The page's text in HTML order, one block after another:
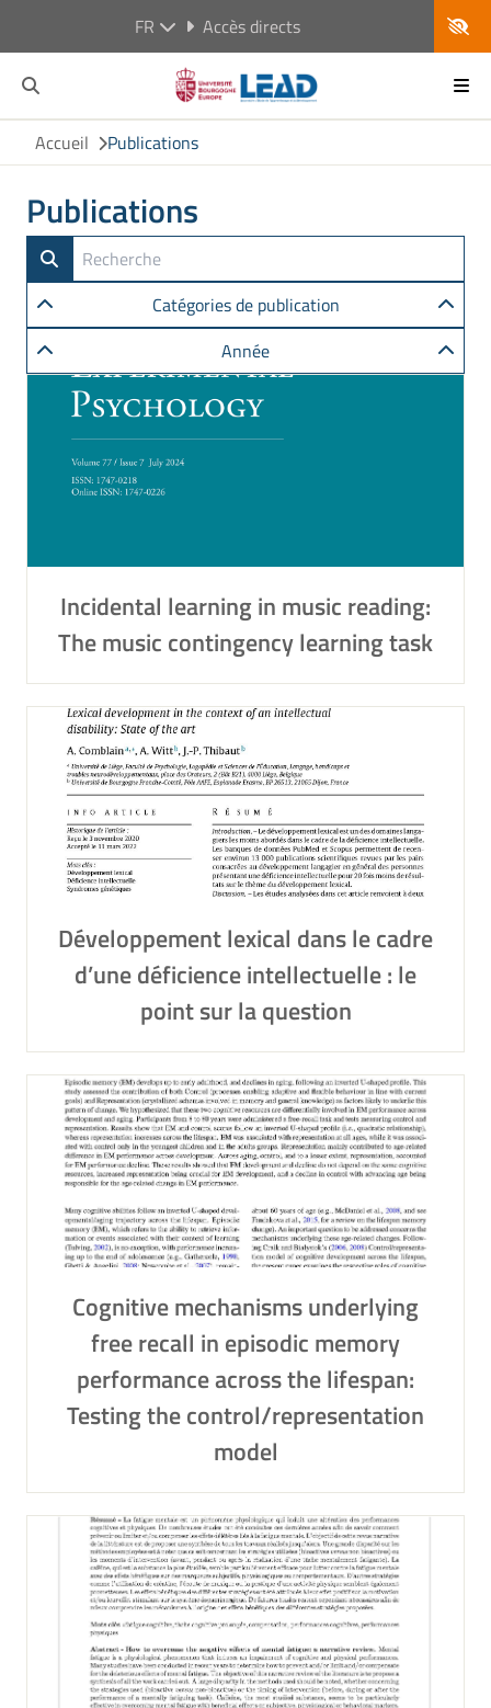
FR Accès directs
Accueil Publications
Publications
Catégories de publication
Année
Incidental learning in music reading:
The music contingency learning task
Développement lexical dans le cadre
d’une déficience intellectuelle : le
point sur la question
Cognitive mechanisms underlying
free recall in episodic memory
performance across the lifespan:
Testing the control/representation
model